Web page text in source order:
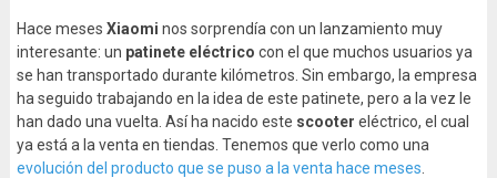
Hace meses Xiaomi nos sorprendía con un lanzamiento muy
interesante: un patinete eléctrico con el que muchos usuarios ya
se han transportado durante kilómetros. Sin embargo, la empresa
ha seguido trabajando en la idea de este patinete, pero a la vez le
han dado una vuelta. Así ha nacido este scooter eléctrico, el cual
ya está a la venta en tiendas. Tenemos que verlo como una
evolución del producto que se puso a la venta hace meses